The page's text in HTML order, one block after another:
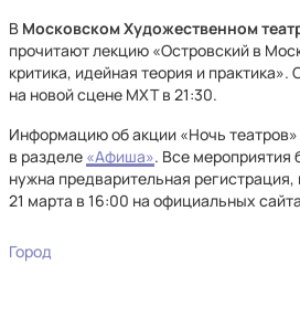
В Московском Художественном
прочитают лекцию «Островский в
критика, идейная теория и
на новой сцене МХТ в 21:30.
Информацию об акции «Ночь
в разделе «Афиша». Все мероприятия
нужна предварительная регистрация,
21 марта в 16:00 на официальных
Город